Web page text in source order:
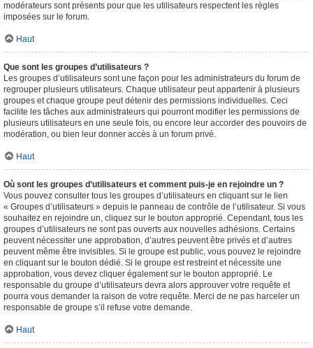
modérateurs sont présents pour que les utilisateurs respectent les règles
imposées sur le forum.
Haut
Que sont les groupes d’utilisateurs ?
Les groupes d’utilisateurs sont une façon pour les administrateurs du forum de
regrouper plusieurs utilisateurs. Chaque utilisateur peut appartenir à plusieurs
groupes et chaque groupe peut détenir des permissions individuelles. Ceci
facilite les tâches aux administrateurs qui pourront modifier les permissions de
plusieurs utilisateurs en une seule fois, ou encore leur accorder des pouvoirs de
modération, ou bien leur donner accès à un forum privé.
Haut
Où sont les groupes d’utilisateurs et comment puis-je en rejoindre un ?
Vous pouvez consulter tous les groupes d’utilisateurs en cliquant sur le lien
« Groupes d’utilisateurs » depuis le panneau de contrôle de l’utilisateur. Si vous
souhaitez en rejoindre un, cliquez sur le bouton approprié. Cependant, tous les
groupes d’utilisateurs ne sont pas ouverts aux nouvelles adhésions. Certains
peuvent nécessiter une approbation, d’autres peuvent être privés et d’autres
peuvent même être invisibles. Si le groupe est public, vous pouvez le rejoindre
en cliquant sur le bouton dédié. Si le groupe est restreint et nécessite une
approbation, vous devez cliquer également sur le bouton approprié. Le
responsable du groupe d’utilisateurs devra alors approuver votre requête et
pourra vous demander la raison de votre requête. Merci de ne pas harceler un
responsable de groupe s’il refuse votre demande.
Haut